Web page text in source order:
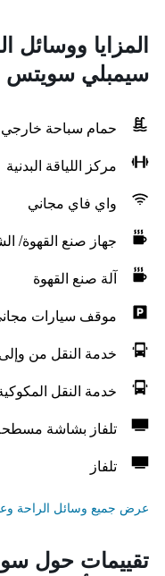
المزايا ووسائل
سيمبلي سويتس
حمام سباحة خارجي
مركز اللياقة البدنية
واي فاي مجاني
جهاز صنع القهوة/
آلة صنع القهوة
موقف سيارات
خدمة النقل من
خدمة النقل
تلفاز بشاشة
تلفاز
عرض جميع وسائل الراحة
تقييمات حول